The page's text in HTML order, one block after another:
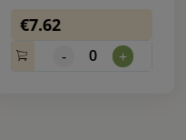
€7.62
- 0 +